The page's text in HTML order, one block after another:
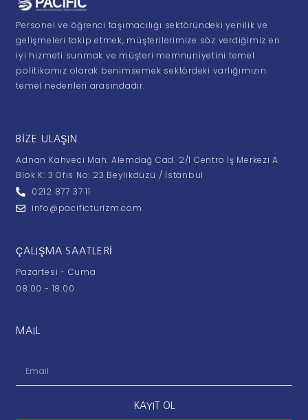
Personel ve öğrenci taşımacılığı sektöründeki yenilik ve
gelişmeleri takip etmek, müşterilerimize söz verdiğimiz en
iyi hizmeti sunmak ve müşteri memnuniyetini temel
politikamız olarak benimsemek sektördeki varlığımızın
temel nedenleri arasındadır.
BIZE ULAŞIN
Adnan Kahveci Mah. Alemdağ Cad. 2/1 Centro İş Merkezi A
Blok K: 3 Ofis No: 23 Beylikdüzü / İstanbul
0212 877 37 11
info@pacificturizm.com
ÇALIŞMA SAATLERI
Pazartesi - Cuma
08.00 - 18:00
MAIL
KAYIT OL